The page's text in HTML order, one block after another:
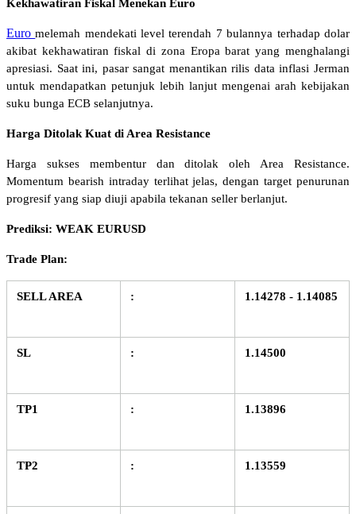
Kekhawatiran Fiskal Menekan Euro
Euromelemah mendekati level terendah 7 bulannya terhadap dolar
akibat kekhawatiran fiskal di zona Eropa barat yang menghalangi
apresiasi. Saat ini, pasar sangat menantikan rilis data inflasi Jerman
untuk mendapatkan petunjuk lebih lanjut mengenai arah kebijakan
suku bunga ECB selanjutnya.
Harga Ditolak Kuat di Area Resistance
Harga sukses membentur dan ditolak oleh Area Resistance.
Momentum bearish intraday terlihat jelas, dengan target penurunan
progresif yang siap diuji apabila tekanan seller berlanjut.
Prediksi: WEAK EURUSD
Trade Plan:
SELL AREA : 1.14278 - 1.14085
SL : 1.14500
TP1 : 1.13896
TP2 : 1.13559